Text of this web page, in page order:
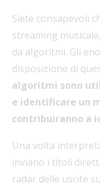
Siete consapevoli
streaming
da algoritmi. Gli
disposizione di
algoritmi sono
e identificare un
contribuiranno a
Una volta
inviano i titoli
radar delle uscite